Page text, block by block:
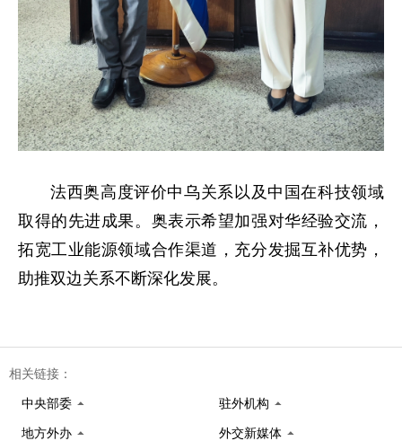
法西奥高度评价中乌关系以及中国在科技领域
取得的先进成果。奥表示希望加强对华经验交流，
拓宽工业能源领域合作渠道，充分发掘互补优势，
助推双边关系不断深化发展。
相关链接：
中央部委 驻外机构
地方外办 外交新媒体